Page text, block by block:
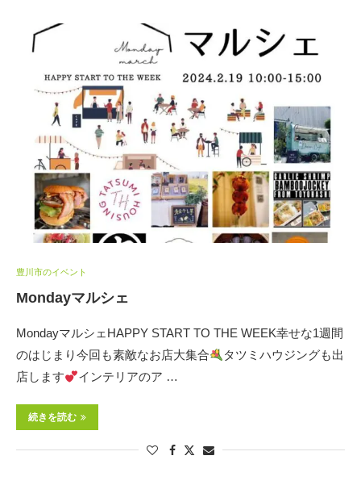
豊川市のイベント
Mondayマルシェ
MondayマルシェHAPPY START TO THE WEEK幸せな1週間
のはじまり今回も素敵なお店大集合
タツミハウジングも出
店します
インテリアのア …
続きを読む